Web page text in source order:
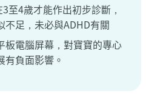
至4歲才能作出初步診斷，
不足，未必與ADHD有關
板電腦屏幕，對寶寶的專心
有負面影響。